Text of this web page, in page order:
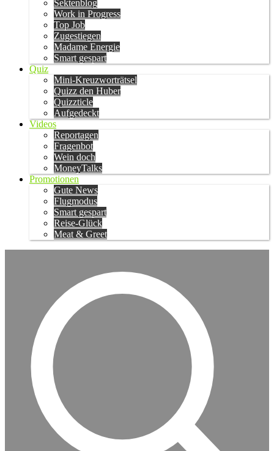
Sektenblog
Work in Progress
Top Job
Zugestiegen
Madame Energie
Smart gespart
Quiz
Mini-Kreuzworträtsel
Quizz den Huber
Quizzticle
Aufgedeckt
Videos
Reportagen
Fragenbot
Wein doch
MoneyTalks
Promotionen
Gute News
Flugmodus
Smart gespart
Reise-Glück
Meat & Greet